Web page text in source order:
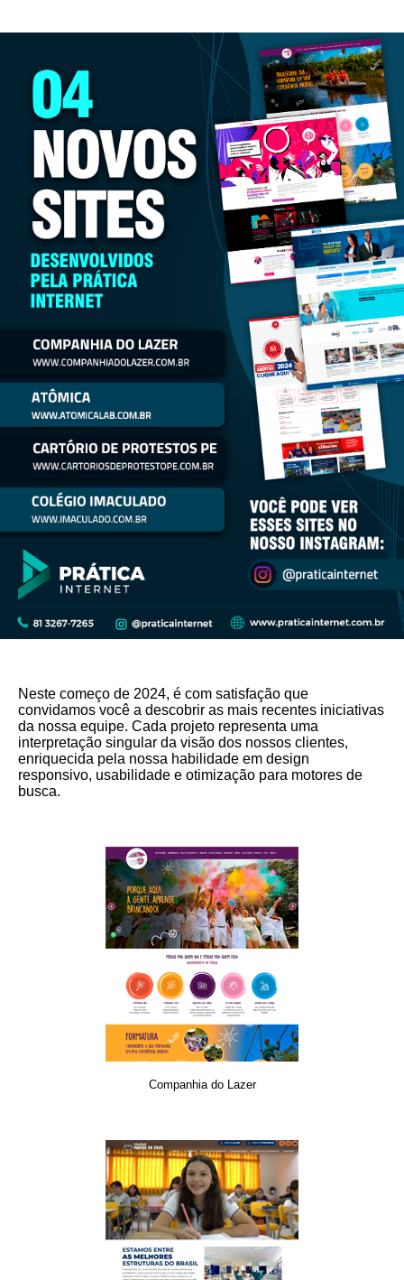
Neste começo de 2024, é com satisfação que
convidamos você a descobrir as mais recentes iniciativas
da nossa equipe. Cada projeto representa uma
interpretação singular da visão dos nossos clientes,
enriquecida pela nossa habilidade em design
responsivo, usabilidade e otimização para motores de
busca.
Companhia do Lazer